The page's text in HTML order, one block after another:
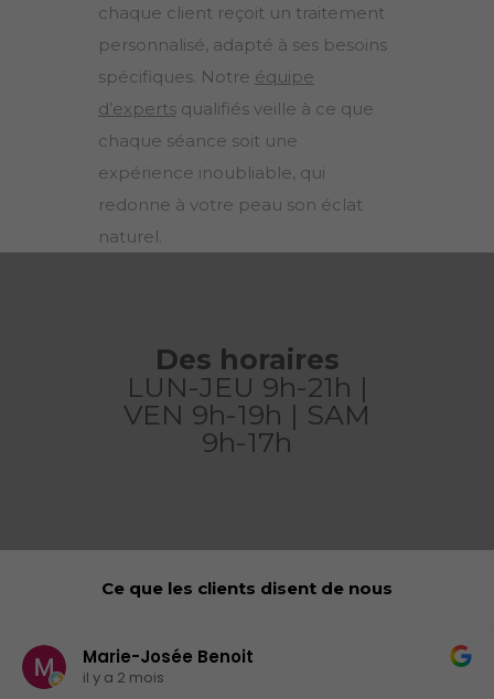
chaque client reçoit un traitement
personnalisé, adapté à ses besoins
spécifiques. Notre équipe
d’experts qualifiés veille à ce que
chaque séance soit une
expérience inoubliable, qui
redonne à votre peau son éclat
naturel.
Des horaires
LUN-JEU 9h-21h |
VEN 9h-19h | SAM
9h-17h
Ce que les clients disent de nous
Marie-Josée Benoit
il y a 2 mois